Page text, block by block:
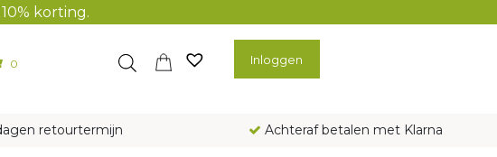
korting.
0 Inloggen
retourtermijn Achteraf betalen met Klarna